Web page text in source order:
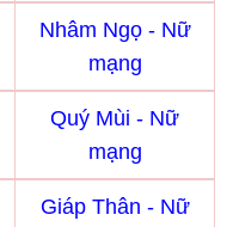
Nhâm Ngọ - Nữ
mạng
Quý Mùi - Nữ
mạng
Giáp Thân - Nữ